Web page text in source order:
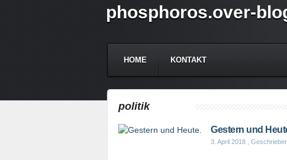
phosphoros.over-
HOME KONTAKT
politik
Gestern und
3. April 2018 ,